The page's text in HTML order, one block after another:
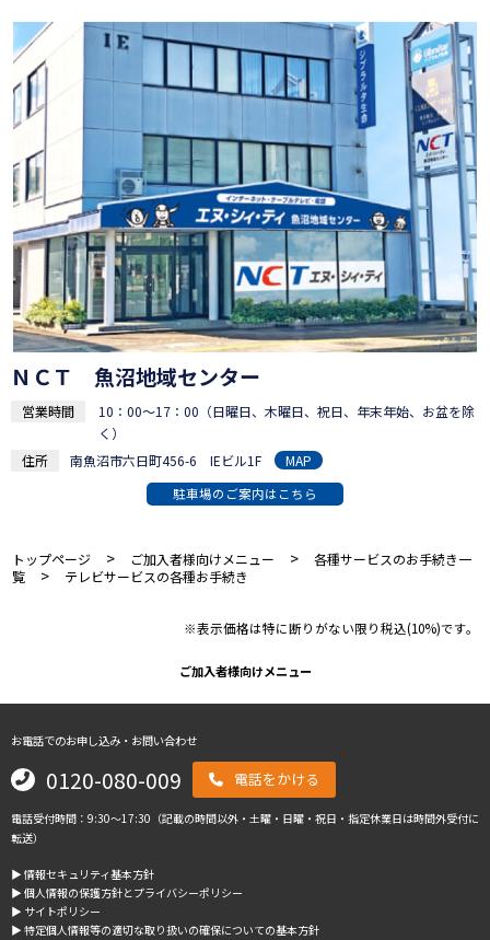
ＮＣＴ 魚沼地域センター
営業時間
10：00～17：00（日曜日、木曜日、祝日、年末年始、お盆を除
く）
住所
南魚沼市六日町456-6 IEビル1F MAP
駐車場のご案内はこちら
トップページ > ご加入者様向けメニュー >各種サービスのお手続き一
覧
> テレビサービスの各種お手続き
※表示価格は特に断りがない限り税込(10%)です。
ご加入者様向けメニュー
お電話でのお申し込み・お問い合わせ
0120-080-009 電話をかける
電話受付時間：9:30～17:30（記載の時間以外・土曜・日曜・祝日・指定休業日は時間外受付に
転送）
▶︎ 情報セキュリティ基本方針
▶︎ 個人情報の保護方針とプライバシーポリシー
▶︎ サイトポリシー
▶︎ 特定個人情報等の適切な取り扱いの確保についての基本方針